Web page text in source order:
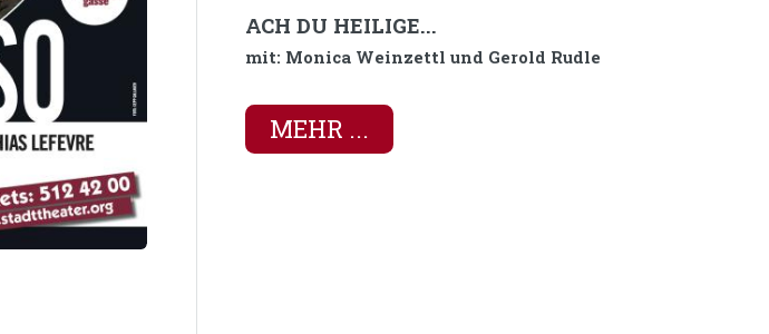
ACH DU HEILIGE...
mit: Monica Weinzettl und Gerold Rudle
MEHR ...